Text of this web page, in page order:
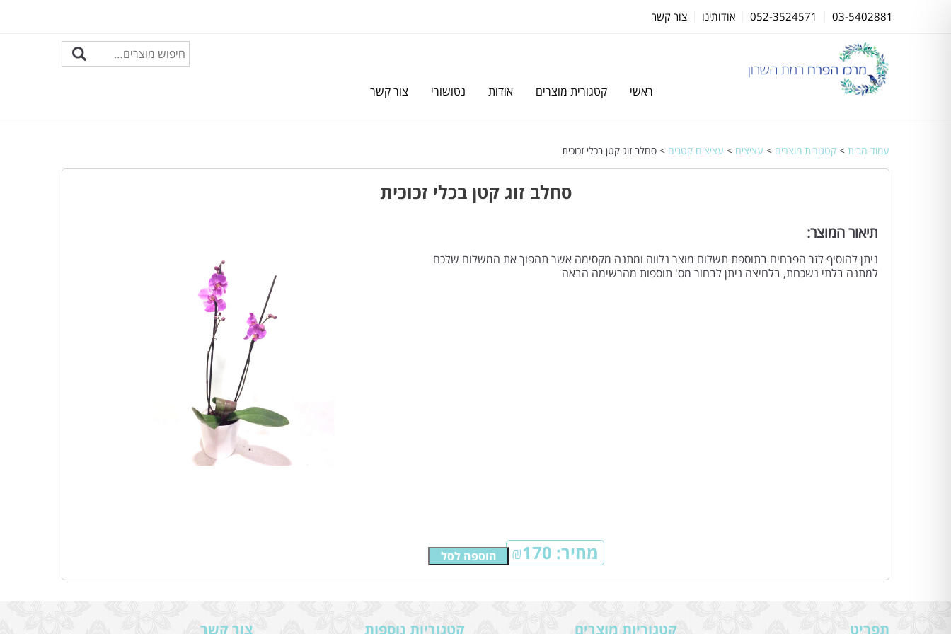
03-5402881
052-3524571 אודותינו צור קשר
ראשי קטגורית מוצרים אודות נטושורי צור קשר
עמוד הבית > קטגורית מוצרים > עציצים > עציצים קטנים > סחלב זוג קטן בכלי זכוכית
סחלב זוג קטן בכלי זכוכית
תיאור המוצר:
ניתן להוסיף לזר הפרחים בתוספת תשלום מוצר נלווה ומתנה מקסימה אשר תהפוך את המשלוח שלכם
למתנה בלתי נשכחת, בלחיצה ניתן לבחור מס' תוספות מהרשימה הבאה
מחיר: ₪170 הוספה לסל
תפריט קטגוריות מוצרים קטגוריות נוספות צור קשר